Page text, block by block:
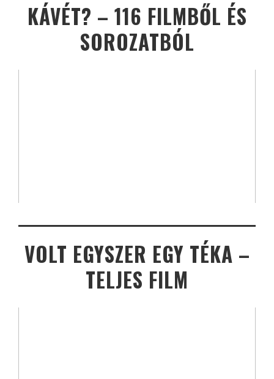
KÁVÉT? – 116 FILMBŐL ÉS
SOROZATBÓL
VOLT EGYSZER EGY TÉKA –
TELJES FILM